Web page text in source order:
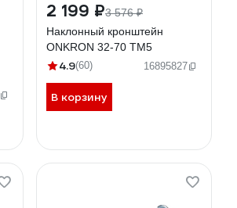
2 199 ₽3 576 ₽
Наклонный кронштейн
ONKRON 32-70 TM5
4.9(60) 16895827
В корзину